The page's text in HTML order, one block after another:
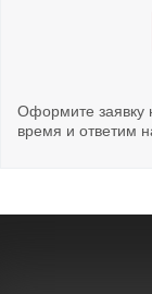
Оформите заявку
время и ответим